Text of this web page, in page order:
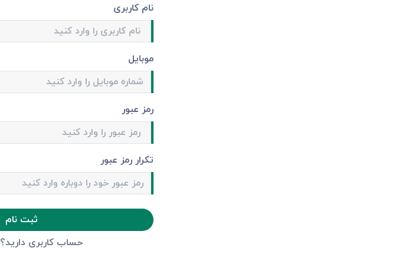
نام کاربری
موبایل
رمز عبور
تکرار رمز عبور
ثبت نام
حساب کاربری دارید؟